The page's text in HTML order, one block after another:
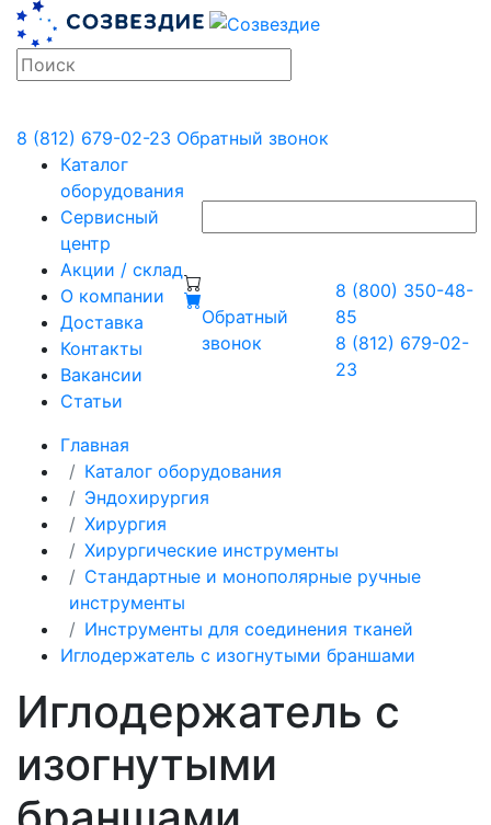
8 (812) 679-02-23 Обратный звонок
Каталог
оборудования
Сервисный
центр
Акции / склад
О компании
Доставка
Контакты
Вакансии
Статьи
Обратный
звонок
8 (800) 350-48-
85
8 (812) 679-02-
23
Главная
Каталог оборудования
Эндохирургия
Хирургия
Хирургические инструменты
Стандартные и монополярные ручные
инструменты
Инструменты для соединения тканей
Иглодержатель с изогнутыми браншами
Иглодержатель с
изогнутыми